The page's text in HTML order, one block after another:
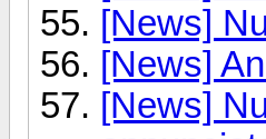
[News]
[News]
[News]